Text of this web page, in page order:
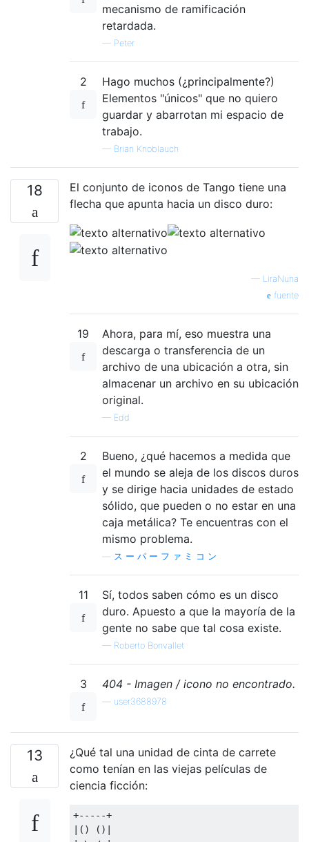
mecanismo de ramificación
retardada.
— Peter
2
Hago muchos (¿principalmente?)
Elementos "únicos" que no quiero
guardar y abarrotan mi espacio de
trabajo.
— Brian Knoblauch
18
El conjunto de iconos de Tango tiene una
flecha que apunta hacia un disco duro:
— LiraNuna
fuente
19
Ahora, para mí, eso muestra una
descarga o transferencia de un
archivo de una ubicación a otra, sin
almacenar un archivo en su ubicación
original.
— Edd
2
Bueno, ¿qué hacemos a medida que
el mundo se aleja de los discos duros
y se dirige hacia unidades de estado
sólido, que pueden o no estar en una
caja metálica? Te encuentras con el
mismo problema.
ス ー パ ー フ ァ ミ コ ン
11
Sí, todos saben cómo es un disco
duro. Apuesto a que la mayoría de la
gente no sabe que tal cosa existe.
— Roberto Bonvallet
3 404 - Imagen / icono no encontrado.
user3688978
13
¿Qué tal una unidad de cinta de carrete
como tenían en las viejas películas de
ciencia ficción:
+-----+
|() ()|